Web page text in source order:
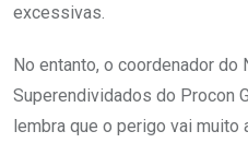
excessivas.
No entanto, o coordenador do
Superendividados do Procon
lembra que o perigo vai muito